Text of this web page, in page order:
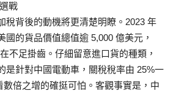
戰
稅背後的動機將更清楚明瞭。2023 年
國的貨品價值總值逾 5,000 億美元，
不足掛齒。仔細留意進口貨的種類，
是針對中國電動車，關稅稅率由 25%一
數倍之增的確挺可怕。客觀事實是，中